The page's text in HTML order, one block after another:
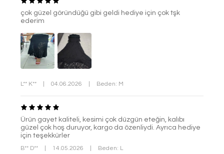
çok güzel göründüğü gibi geldi hediye için çok tşk
ederim
L** K** 04.06.2026 Beden: M
Ürün gayet kaliteli, kesimi çok düzgün eteğin, kalıbı
güzel çok hoş duruyor, kargo da özenliydi. Ayrıca hediye
için teşekkürler
B** D** 14.05.2026 Beden: L